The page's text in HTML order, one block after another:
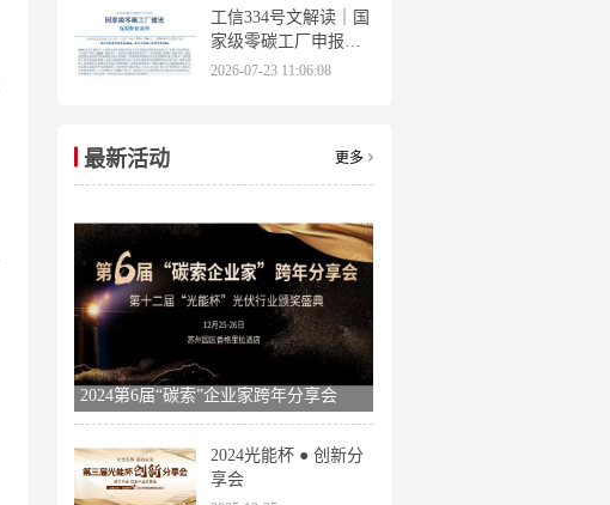
工信334号文解读｜国
家级零碳工厂申报条
件、三大硬性指标、
2026-07-23 11:06:08
最新活动 更多
2024第6届“碳索”企业家跨年分享会
2024光能杯 ● 创新分
享会